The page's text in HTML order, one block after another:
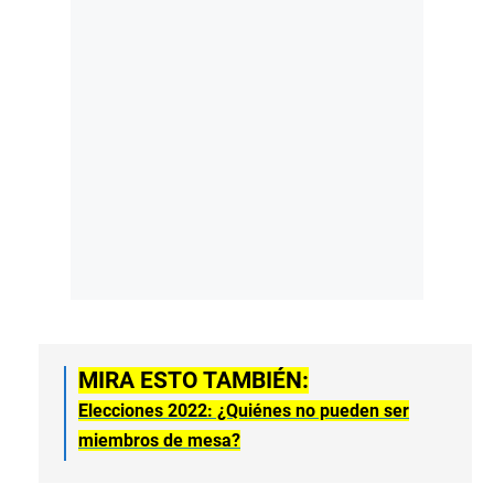
MIRA ESTO TAMBIÉN:
Elecciones 2022: ¿Quiénes no pueden ser
miembros de mesa?